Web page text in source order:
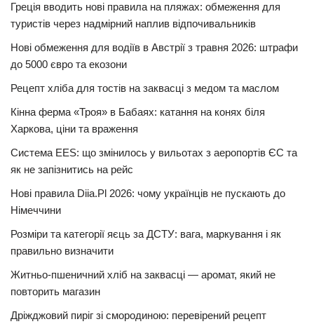
Греція вводить нові правила на пляжах: обмеження для
туристів через надмірний наплив відпочивальників
Нові обмеження для водіїв в Австрії з травня 2026: штрафи
до 5000 євро та екозони
Рецепт хліба для тостів на заквасці з медом та маслом
Кінна ферма «Троя» в Бабаях: катання на конях біля
Харкова, ціни та враження
Система EES: що змінилось у вильотах з аеропортів ЄС та
як не запізнитись на рейс
Нові правила Diia.Pl 2026: чому українців не пускають до
Німеччини
Розміри та категорії яєць за ДСТУ: вага, маркування і як
правильно визначити
Житньо-пшеничний хліб на заквасці — аромат, який не
повторить магазин
Дріжджовий пиріг зі смородиною: перевірений рецепт